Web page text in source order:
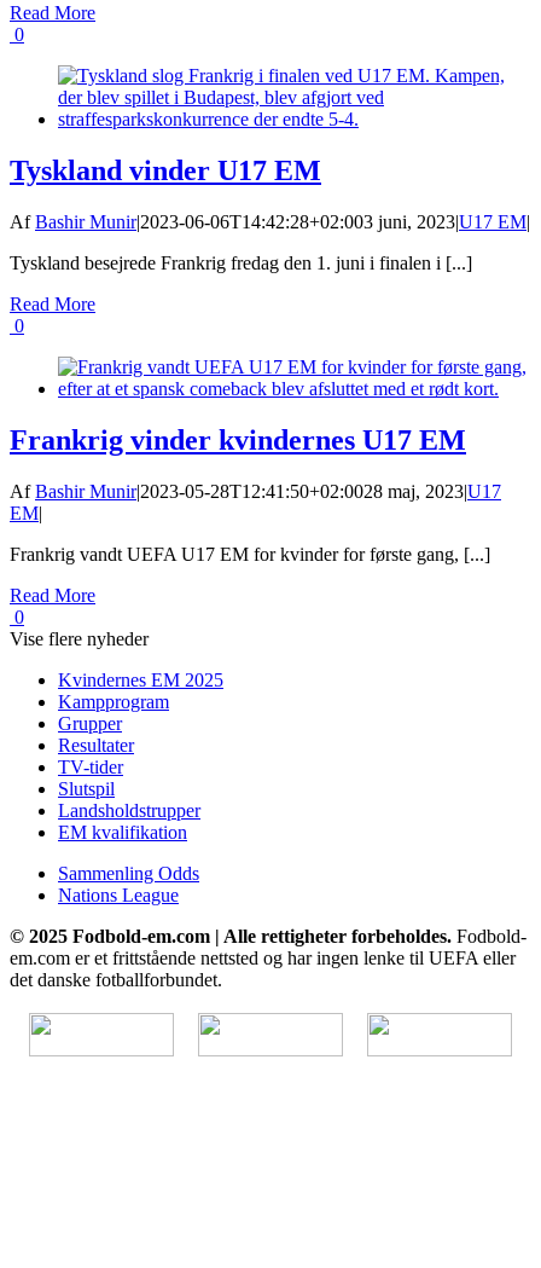
Read More
0
Tyskland vinder U17 EM
AfBashir Munir|2023-06-06T14:42:28+02:003 juni, 2023|U17 EM|
Tyskland besejrede Frankrig fredag den 1. juni i finalen i [...]
Read More
0
Frankrig vinder kvindernes U17 EM
AfBashir Munir|2023-05-28T12:41:50+02:0028 maj, 2023|U17
EM|
Frankrig vandt UEFA U17 EM for kvinder for første gang, [...]
Read More
0
Vise flere nyheder
Kvindernes EM 2025
Kampprogram
Grupper
Resultater
TV-tider
Slutspil
Landsholdstrupper
EM kvalifikation
Sammenling Odds
Nations League
© 2025 Fodbold-em.com | Alle rettigheter forbeholdes. Fodbold-
em.com er et frittstående nettsted og har ingen lenke til UEFA eller
det danske fotballforbundet.